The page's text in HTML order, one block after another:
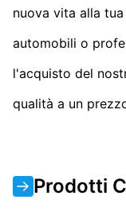
nuova vita alla
automobili o
l'acquisto del
qualità a un
Prodotti